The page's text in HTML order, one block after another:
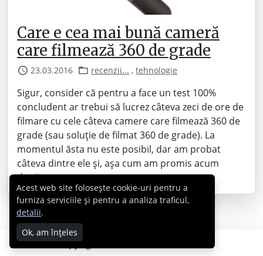
Care e cea mai bună cameră
care filmează 360 de grade
23.03.2016 recenzii... ,tehnologie
Sigur, consider că pentru a face un test 100%
concludent ar trebui să lucrez câteva zeci de ore de
filmare cu cele câteva camere care filmează 360 de
grade (sau soluție de filmat 360 de grade). La
momentul ăsta nu este posibil, dar am probat
câteva dintre ele și, așa cum am promis acum
două…
Copyright © 2007 - 2026 Cabral.ro
Acest web site folosește cookie-uri pentru a
furniza serviciile și pentru a analiza traficul,
detalii.
Ok, am înțeles